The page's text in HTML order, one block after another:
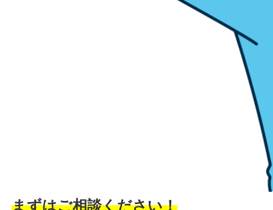
まずはご相談ください！